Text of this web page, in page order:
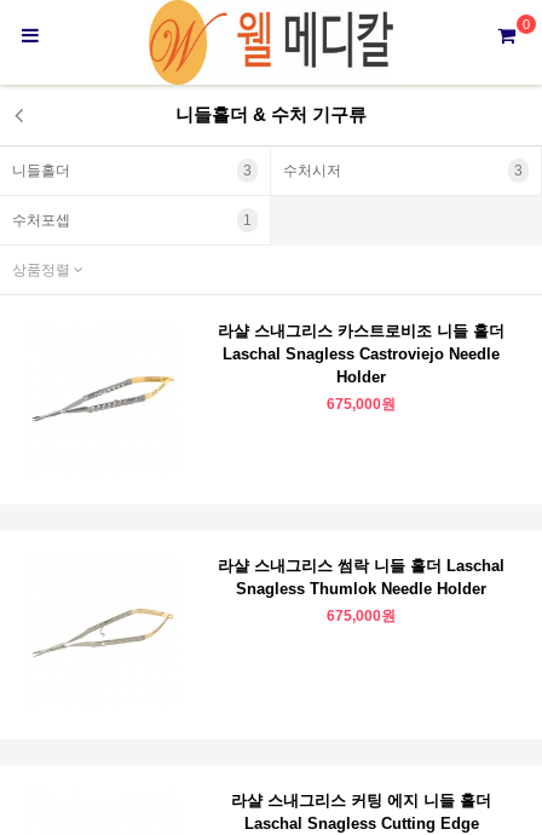
0
니들홀더 & 수처 기구류
니들홀더 3 수처시저 3
수처포셉 1
상품정렬
라샬 스내그리스 카스트로비조 니들 홀더
Laschal Snagless Castroviejo Needle
Holder
675,000원
라샬 스내그리스 썸락 니들 홀더 Laschal
Snagless Thumlok Needle Holder
675,000원
라샬 스내그리스 커팅 에지 니들 홀더
Laschal Snagless Cutting Edge